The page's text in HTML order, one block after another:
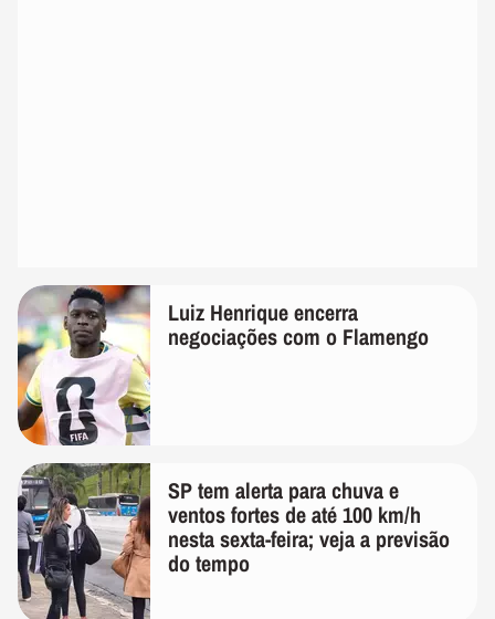
Luiz Henrique encerra
negociações com o Flamengo
SP tem alerta para chuva e
ventos fortes de até 100 km/h
nesta sexta-feira; veja a previsão
do tempo